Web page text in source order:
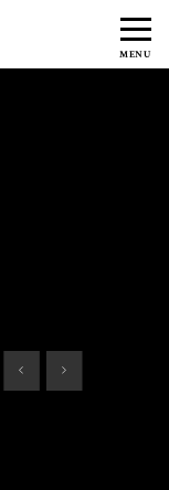
MENU
ロー
< >